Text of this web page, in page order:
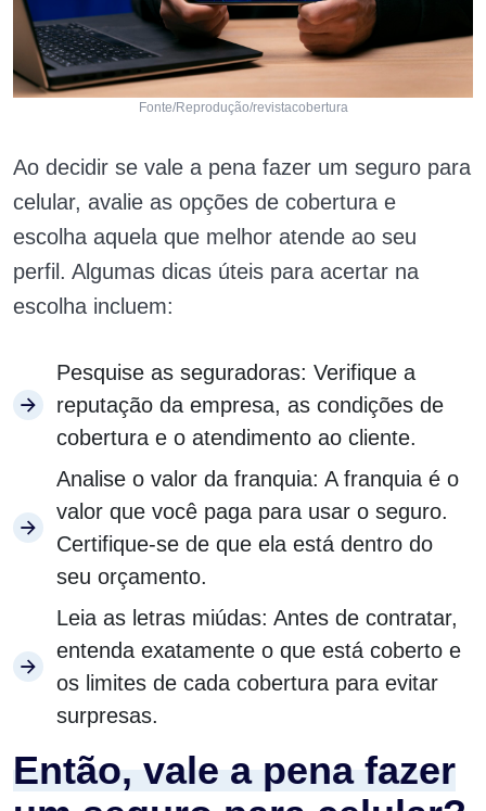
Fonte/Reprodução/revistacobertura
Ao decidir se vale a pena fazer um seguro para
celular, avalie as opções de cobertura e
escolha aquela que melhor atende ao seu
perfil. Algumas dicas úteis para acertar na
escolha incluem:
Pesquise as seguradoras: Verifique a
reputação da empresa, as condições de
cobertura e o atendimento ao cliente.
Analise o valor da franquia: A franquia é o
valor que você paga para usar o seguro.
Certifique-se de que ela está dentro do
seu orçamento.
Leia as letras miúdas: Antes de contratar,
entenda exatamente o que está coberto e
os limites de cada cobertura para evitar
surpresas.
Então, vale a pena fazer